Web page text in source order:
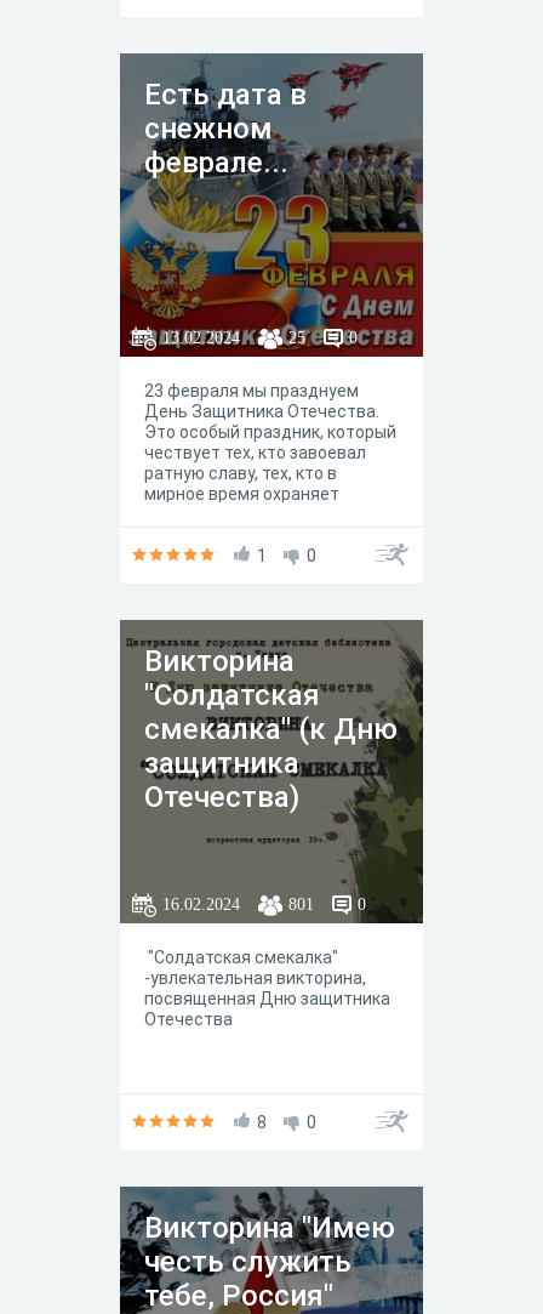
Есть дата в
снежном
феврале...
13.02.2024 25 0
23 февраля мы празднуем
День Защитника Отечества.
Это особый праздник, который
чествует тех, кто завоевал
ратную славу, тех, кто в
мирное время охраняет
1
0
Викторина
"Солдатская
смекалка" (к Дню
защитника
Отечества)
16.02.2024 801 0
"Солдатская смекалка"
-увлекательная викторина,
посвященная Дню защитника
Отечества
8 0
Викторина "Имею
честь служить
тебе, Россия"